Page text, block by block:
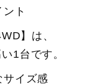
ト
】は、
1台です。
イズ感